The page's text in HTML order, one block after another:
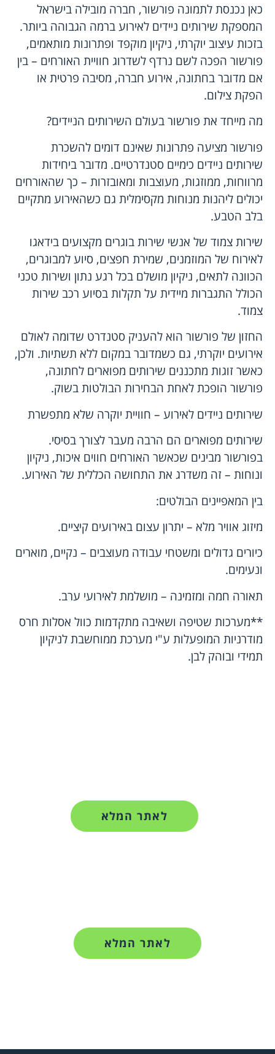
כאן נכנסת לתמונה פורשור, חברה מובילה בישראל
המספקת שירותים ניידים לאירוע ברמה הגבוהה ביותר.
בזכות עיצוב יוקרתי, ניקיון מוקפד ופתרונות מותאמים,
פורשור הפכה לשם נרדף לשדרוג חוויית האורחים – בין
אם מדובר בחתונה, אירוע חברה, מסיבה פרטית או
הפקת צילום.
מה מייחד את פורשור בעולם השירותים הניידים?
פורשור מציעה פתרונות שאינם דומים להשכרת
שירותים ניידים כימיים סטנדרטיים. מדובר ביחידות
מרווחות, ממוזגות, מעוצבות ומאובזרות – כך שהאורחים
יכולים ליהנות מנוחות מקסימלית גם כשהאירוע מתקיים
בלב הטבע.
שירות צמוד של אנשי שירות בוגרים מקצועים בידאגו
לאירוח של המוזמנים, שמירת חפצים, סיוע למבוגרים,
הכוונה לתאים, ניקיון מושלם בכל רגע נתון ושירות טכני
הכולל התגברות מיידית על תקלות בסיוע רכב שירות
צמוד.
החזון של פורשור הוא להעניק סטנדרט שדומה לאולם
אירועים יוקרתי, גם כשמדובר במקום ללא תשתיות. ולכן,
כאשר זוגות מתכננים שירותים מפוארים לחתונה,
פורשור הופכת לאחת הבחירות הבולטות בשוק.
שירותים ניידים לאירוע – חוויית יוקרה שלא מתפשרת
שירותים מפוארים הם הרבה מעבר לצורך בסיסי.
בפורשור מבינים שכאשר האורחים חווים איכות, ניקיון
ונוחות – זה משדרג את התחושה הכללית של האירוע.
בין המאפיינים הבולטים:
מיזוג אוויר מלא – יתרון עצום באירועים קיציים.
כיורים גדולים ומשטחי עבודה מעוצבים – נקיים, מוארים
ונעימים.
תאורה חמה ומזמינה – מושלמת לאירועי ערב.
**מערכות שטיפה ושאיבה מתקדמות כוול אסלות חרס
מודרניות המופעלות ע"י מערכת ממוחשבת לניקיון
תמידי ובוהק לבן.
לאתר המלא
לאתר המלא